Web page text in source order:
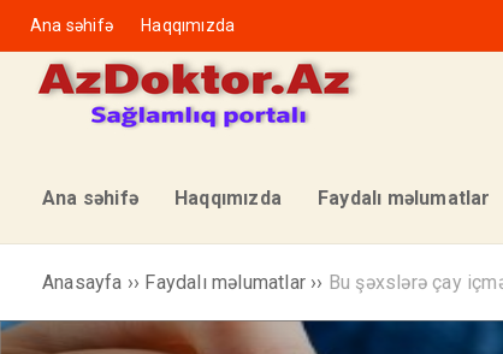
Ana səhifə Haqqımızda
Ana səhifə Haqqımızda Faydalı məlumatlar
Anasayfa ›› Faydalı məlumatlar ›› Bu şəxslərə çay